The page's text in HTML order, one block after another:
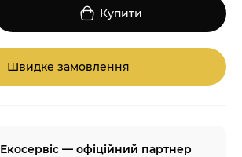
Купити
Швидке замовлення
Екосервіс — офіційний партнер